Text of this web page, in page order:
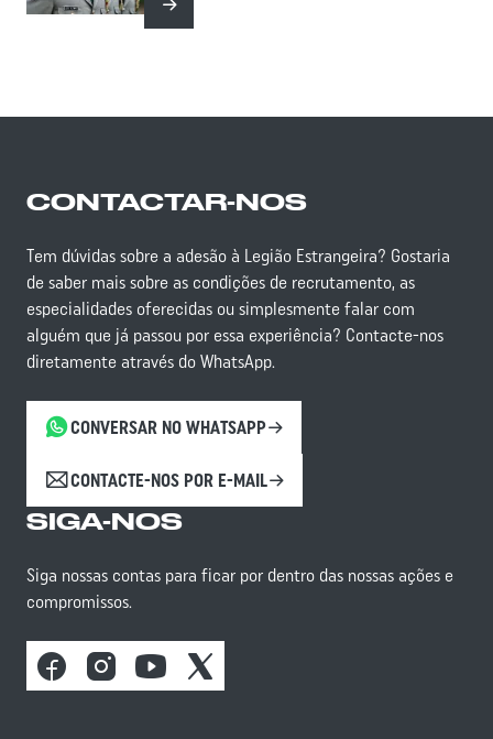
Leia mais
CONTACTAR-NOS
Tem dúvidas sobre a adesão à Legião Estrangeira? Gostaria
de saber mais sobre as condições de recrutamento, as
especialidades oferecidas ou simplesmente falar com
alguém que já passou por essa experiência? Contacte-nos
diretamente através do WhatsApp.
CONVERSAR NO WHATSAPP
CONTACTE-NOS POR E-MAIL
SIGA-NOS
Siga nossas contas para ficar por dentro das nossas ações e
compromissos.
FacebookInstagramYoutube
X